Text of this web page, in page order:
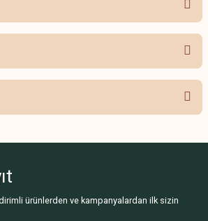
teşekkür ederiz.
bozuk veya görüntülenemiyor.
ürünlerden ve kampanyalardan ilk sizin